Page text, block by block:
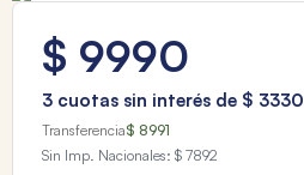
$ 9990
3 cuotas sin interés de $ 3330
Transferencia$ 8991
Sin Imp. Nacionales: $ 7892